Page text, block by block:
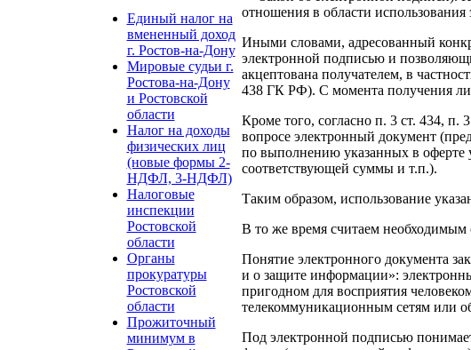
Единый налог на
вмененный доход
г. Ростов-на-Дону
Мировые судьи г.
Ростова-на-Дону
и Ростовской
области
Налог на доходы
физических лиц
(новые формы 2-
НДФЛ, 3-НДФЛ)
Налоговые
инспекции
Ростовской
области
Органы
прокуратуры
Ростовской
области
Прожиточный
минимум в
отношения в области
Иными словами, адресованный
электронной подписью и
акцептована получателем, в
438 ГК РФ). С момента получения
Кроме того, согласно п. 3 ст. 434, п.
вопросе электронный документ
по выполнению указанных в оферте
соответствующей суммы и т.п.).
Таким образом, использование
В то же время считаем необходимым
Понятие электронного документа
и о защите информации»:
пригодном для восприятия
телекоммуникационным сетям или
Под электронной подписью